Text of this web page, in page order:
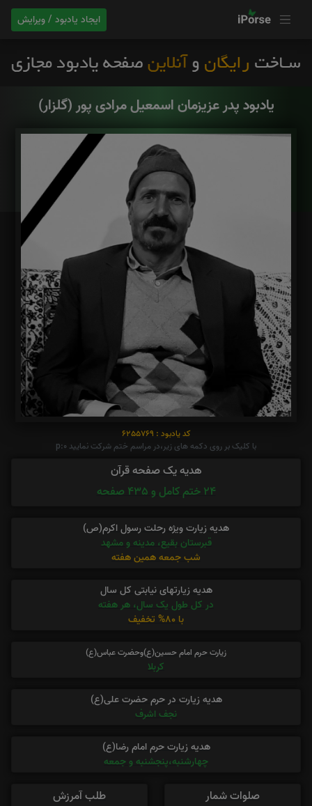
ایجاد یادبود / ویرایش
یادبود پدر عزیزمان اسمعیل مرادی پور (گلزار)
کد یادبود : 6255769
با کلیک بر روی دکمه های زیر،در مراسم ختم شرکت نمایید p:0
هدیه یک صفحه قرآن
24 ختم کامل و 435 صفحه
هدیه زیارت ویژه رحلت رسول اکرم(ص)
قبرستان بقیع، مدینه و مشهد
شب جمعه همین هفته
هدیه زیارتهای نیابتی کل سال
در کل طول یک سال، هر هفته
با 80% تخفیف
زیارت حرم امام حسین(ع)وحضرت عباس(ع)
کربلا
هدیه زیارت در حرم حضرت علی(ع)
نجف اشرف
هدیه زیارت حرم امام رضا(ع)
چهارشنبه،پنجشنبه و جمعه
صلوات شمار
طلب آمرزش